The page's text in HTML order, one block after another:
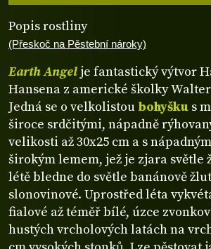
Popis rostliny
(Přeskoč na Pěstební nároky)
Earth Angel je fantastický výtvor
Hansena z americké školky
Jedná se o velkolistou bohyšku s
široce srdčitými, nápadně
velikosti až 30x25 cm a s
širokým lemem, jež je zjara světle
létě bledne do světle banánově
slonovinové. Uprostřed léta
fialové až téměř bílé, úzce
hustých vrcholových latách na